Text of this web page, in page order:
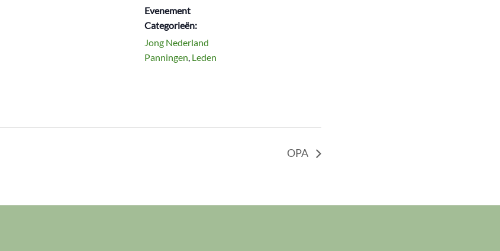
Evenement
Categorieën:
Jong Nederland
Panningen, Leden
OPA